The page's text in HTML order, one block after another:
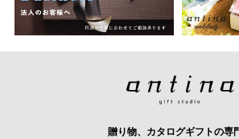
贈り物、カタログギフトの専